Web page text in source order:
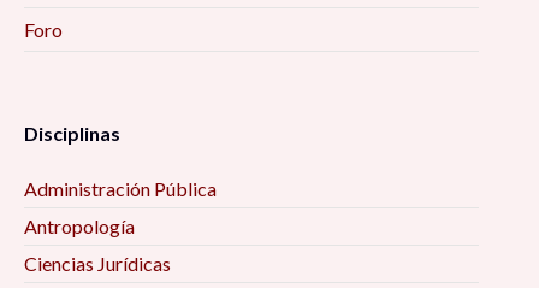
Foro
Disciplinas
Administración Pública
Antropología
Ciencias Jurídicas